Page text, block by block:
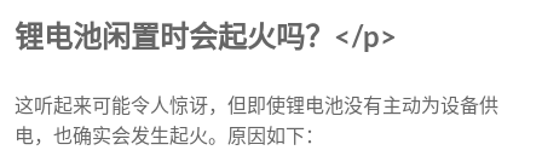
锂电池闲置时会起火吗？</p>
这听起来可能令人惊讶，但即使锂电池没有主动为设备供
电，也确实会发生起火。原因如下：